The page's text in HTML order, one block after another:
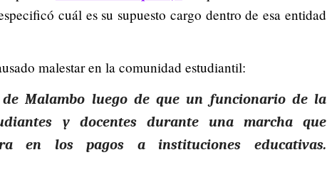
cuál es su supuesto cargo dentro de esa entidad
malestar en la comunidad estudiantil:
Malambo luego de que un funcionario de la
y docentes durante una marcha que
en los pagos a instituciones educativas.